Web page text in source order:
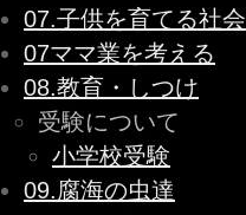
07.子供を育てる社会
07ママ業を考える
08.教育・しつけ
受験について
小学校受験
09.腐海の虫達